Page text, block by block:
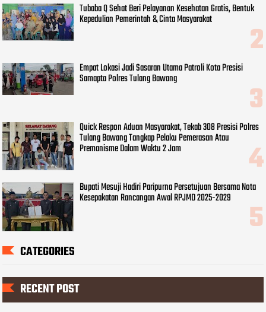
Tubaba Q Sehat Beri Pelayanan Kesehatan Gratis, Bentuk
Kepedulian Pemerintah & Cinta Masyarakat
Empat Lokasi Jadi Sasaran Utama Patroli Kota Presisi
Samapta Polres Tulang Bawang
Quick Respon Aduan Masyarakat, Tekab 308 Presisi Polres
Tulang Bawang Tangkap Pelaku Pemerasan Atau
Premanisme Dalam Waktu 2 Jam
Bupati Mesuji Hadiri Paripurna Persetujuan Bersama Nota
Kesepakatan Rancangan Awal RPJMD 2025-2029
CATEGORIES
RECENT POST